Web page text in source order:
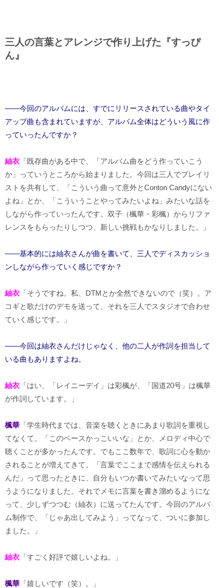
三人の言葉とアレンジで作り上げた『すっぴ
ん』
――今回のアルバムには、すでにリリースされている曲やタイ
アップ曲も含まれていますが、アルバム全体はどういう風に作
っていったんですか？
紬衣 「既存曲がある中で、「アルバム曲をどう作っていこう
か」っていうところから始まりました。今回は三人でプレイリ
ストを共有して、「こういう曲って意外とConton Candyにない
よね」とか、「こういうことやってみたいよね」みたいな話を
しながら作っていったんです。双子（楓華・彩楓）からリファ
レンスをもらったりしつつ、新しい挑戦もかなりしました。」
――基本的には紬衣さんが曲を書いて、三人でディスカッショ
ンしながら作っていく感じですか？
紬衣 「そうですね。私、DTMとか全然できないので（笑）。ア
コギと歌だけのデモを送って、それを三人でスタジオで合わせ
ていく感じです。」
――今回は紬衣さんだけじゃなく、他の二人が作詞を担当して
いる曲もありますよね。
紬衣 「はい、「レイニーデイ」は彩楓が、「国道20号」は楓華
が作詞しています。」
楓華 「学生時代までは、音楽を聴くときにあまり歌詞を重視し
てなくて。「このベースかっこいいな」とか、メロディ中心で
聴くことが多かったんです。でもここ数年で、歌詞に心を動か
されることが増えてきて。「言葉でここまで感情を伝えられる
んだ」って思ったときに、自分もいつか書いてみたいなって思
うようになりました。それでメモに言葉を書き溜めるようにな
って、少しずつつむ（紬衣）に送ってたんです。今回のアルバ
ム制作で、「じゃあ出してみよう」ってなって、ついに参加し
ました。」
紬衣 「すごく好評で嬉しいよね。」
楓華 「嬉しいです（笑）。」